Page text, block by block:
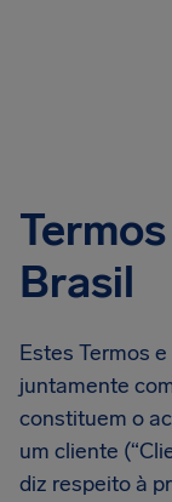
Brasil
Estes Termos
juntamente
constituem o
um cliente
diz respeito à